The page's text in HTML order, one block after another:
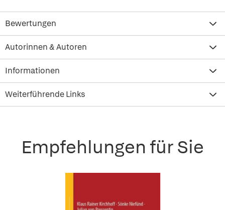
Bewertungen
Autorinnen & Autoren
Informationen
Weiterführende Links
Empfehlungen für Sie